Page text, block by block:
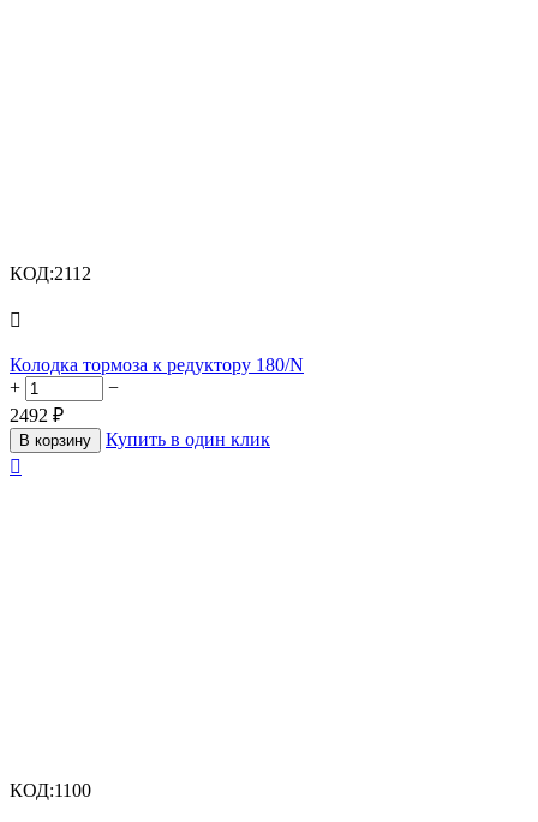
КОД:2112

Колодка тормоза к редуктору 180/N
+
−
2492 ₽
В корзину
Купить в один клик

КОД:1100